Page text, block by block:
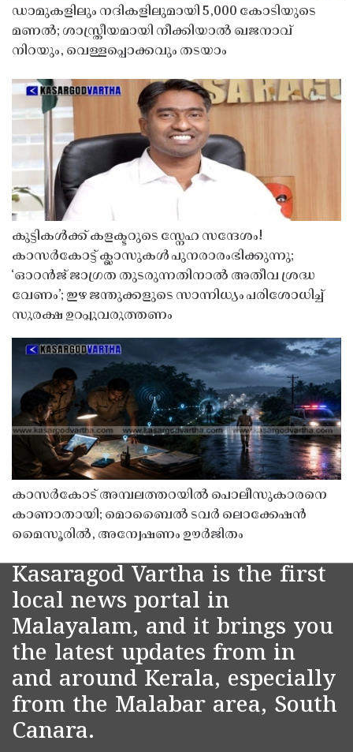
ഡാമുകളിലും നദികളിലുമായി 5,000 കോടിയുടെ
മണൽ; ശാസ്ത്രീയമായി നീക്കിയാൽ ഖജനാവ്
നിറയും, വെള്ളപ്പൊക്കവും തടയാം
കുട്ടികൾക്ക് കളക്ടറുടെ സ്നേഹ സന്ദേശം!
കാസർകോട്ട് ക്ലാസുകൾ പുനരാരംഭിക്കുന്നു;
‘ഓറൻജ് ജാഗ്രത തുടരുന്നതിനാൽ അതീവ ശ്രദ്ധ
വേണം’; ഇഴ ജന്തുക്കളുടെ സാന്നിധ്യം പരിശോധിച്ച്
സുരക്ഷ ഉറപ്പുവരുത്തണം
കാസർകോട് അമ്പലത്തറയിൽ പൊലീസുകാരനെ
കാണാതായി; മൊബൈൽ ടവർ ലൊക്കേഷൻ
മൈസൂരിൽ, അന്വേഷണം ഊർജിതം
Kasaragod Vartha is the first
local news portal in
Malayalam, and it brings you
the latest updates from in
and around Kerala, especially
from the Malabar area, South
Canara.